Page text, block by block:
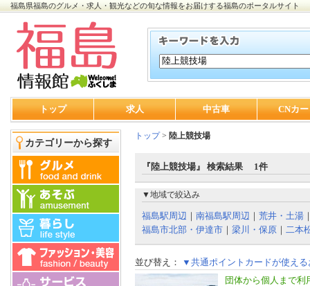
福島県福島のグルメ・求人・観光などの旬な情報をお届けする福島のポータルサイト
トップ 求人 中古車 CNカ
カテゴリーから探す
トップ> 陸上競技場
『陸上競技場』 検索結果 1件
▼地域で絞込み
福島駅周辺 ｜ 南福島駅周辺 ｜ 荒井・土湯
福島市北部・伊達市 ｜ 梁川・保原 ｜ 二本
並び替え：
▼共通ポイントカードが使える
団体から個人まで利